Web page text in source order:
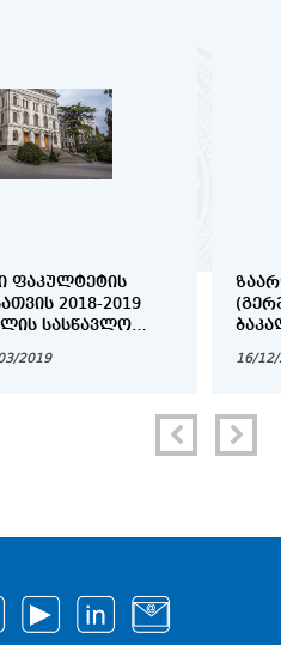
ᲤᲐᲙᲣᲚᲢᲔᲢᲘᲡ
2018-2019
ᲡᲐᲡᲬᲐᲕᲚᲝ
2019 16/